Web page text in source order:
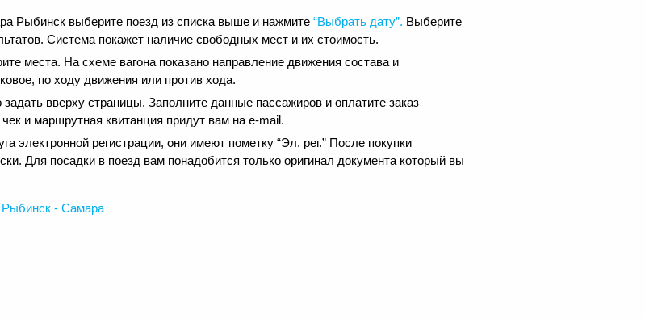
Рыбинск выберите поезд из списка выше и нажмите “Выбрать дату”. Выберите
Система покажет наличие свободных мест и их стоимость.
места. На схеме вагона показано направление движения состава и
по ходу движения или против хода.
вверху страницы. Заполните данные пассажиров и оплатите заказ
и маршрутная квитанция придут вам на e-mail.
электронной регистрации, они имеют пометку “Эл. рег.” После покупки
Для посадки в поезд вам понадобится только оригинал документа который вы
Рыбинск - Самара